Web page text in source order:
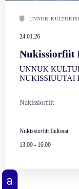
UNNUK
24.01.26
Nukissiorfiit
UNNUK
NUKISSIUUTAI
Nukissiorfiit
Nukissiorfiit Ilulissat
13:00 - 16:00